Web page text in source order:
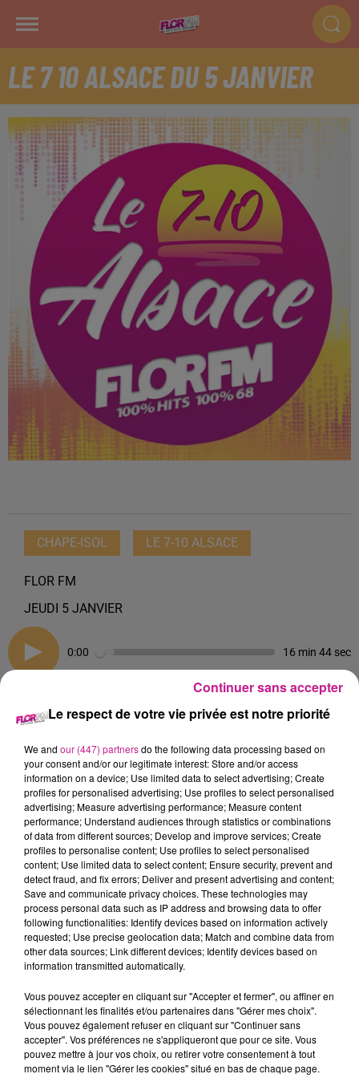
LE 7 10 ALSACE DU 5 JANVIER
CHAPE-ISOL LE 7-10 ALSACE
FLOR FM
JEUDI 5 JANVIER
0:00 16 min 44 sec
5 janvier 2023 - 16 min 44 sec
LE 7 10 ALSACE DU 5 JANVIER
Retrouvez les meilleurs moments du 7-10 Alsace
avecChape-Isol à Cernay.
19h57
19h57 19h53
19h53 19h50
19h50
Le respect de votre vie privée est notre priorité
We and our (447) partnersdo the following data processing based on
your consent and/or our legitimate interest: Store and/or access
information on a device; Use limited data to select advertising; Create
profiles for personalised advertising; Use profiles to select personalised
advertising; Measure advertising performance; Measure content
performance; Understand audiences through statistics or combinations
of data from different sources; Develop and improve services; Create
profiles to personalise content; Use profiles to select personalised
content; Use limited data to select content; Ensure security, prevent and
detect fraud, and fix errors; Deliver and present advertising and content;
Save and communicate privacy choices. These technologies may
process personal data such as IP address and browsing data to offer
following functionalities: Identify devices based on information actively
requested; Use precise geolocation data; Match and combine data from
other data sources; Link different devices; Identify devices based on
information transmitted automatically.
Vous pouvez accepter en cliquant sur "Accepter et fermer", ou affiner en
sélectionnant les finalités et/ou partenaires dans "Gérer mes choix".
Vous pouvez également refuser en cliquant sur "Continuer sans
accepter". Vos préférences ne s'appliqueront que pour ce site. Vous
pouvez mettre à jour vos choix, ou retirer votre consentement à tout
moment via le lien "Gérer les cookies" situé en bas de chaque page.
Continuer sans accepter